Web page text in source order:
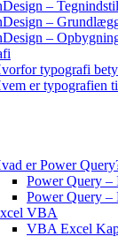
–
–
–
typografi
er typografien
er Power
Power Query –
Power Query –
VBA
VBA Excel